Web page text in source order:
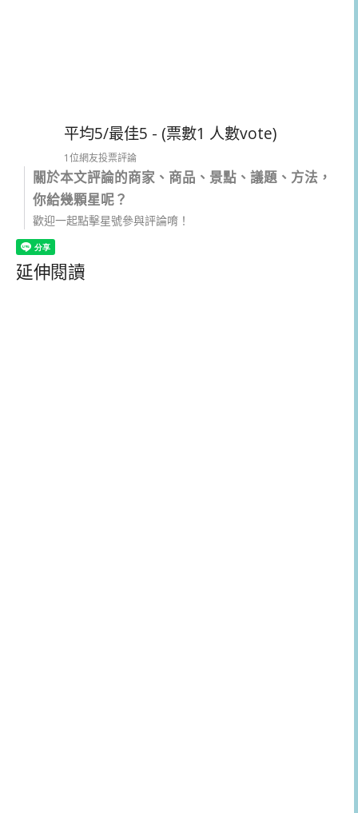
平均5/最佳5 - (票數1 人數vote)
1位網友投票評論
關於本文評論的商家、商品、景點、議題、方法，
你給幾顆星呢？
歡迎一起點擊星號參與評論唷！
延伸閱讀